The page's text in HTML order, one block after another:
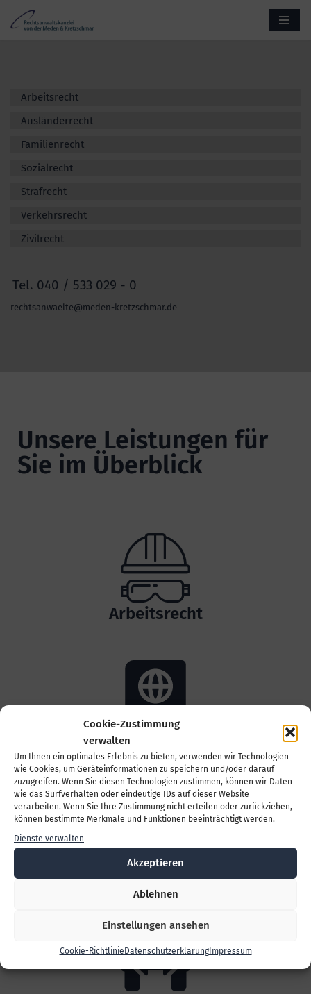
Cookie-Zustimmung
verwalten
Um Ihnen ein optimales Erlebnis zu bieten, verwenden wir Technologien
wie Cookies, um Geräteinformationen zu speichern und/oder darauf
zuzugreifen. Wenn Sie diesen Technologien zustimmen, können wir Daten
wie das Surfverhalten oder eindeutige IDs auf dieser Website
verarbeiten. Wenn Sie Ihre Zustimmung nicht erteilen oder zurückziehen,
können bestimmte Merkmale und Funktionen beeinträchtigt werden.
Dienste verwalten
Akzeptieren
Ablehnen
Einstellungen ansehen
Cookie-RichtlinieDatenschutzerklärungImpressum
Arbeitsrecht
Ausländerrecht
Familienrecht
Sozialrecht
Strafrecht
Verkehrsrecht
Zivilrecht
Tel. 040 / 533 029 - 0
rechtsanwaelte@meden-kretzschmar.de
Unsere Leistungen für
Sie im Überblick
Arbeitsrecht
Ausländerrecht
Familienrecht